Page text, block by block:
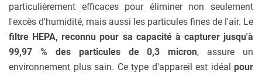
particulièrement efficaces pour éliminer non seulement
l'excès d'humidité, mais aussi les particules fines de l'air. Le
filtre HEPA, reconnu pour sa capacité à capturer jusqu'à
99,97 % des particules de 0,3 micron, assure un
environnement plus sain. Ce type d'appareil est idéal pour